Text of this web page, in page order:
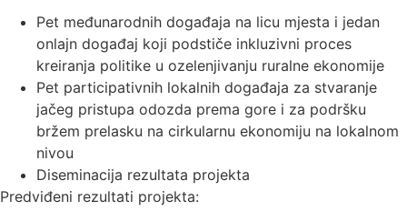
Pet međunarodnih događaja na licu mjesta i jedan
onlajn događaj koji podstiče inkluzivni proces
kreiranja politike u ozelenjivanju ruralne ekonomije
Pet participativnih lokalnih događaja za stvaranje
jačeg pristupa odozda prema gore i za podršku
bržem prelasku na cirkularnu ekonomiju na lokalnom
nivou
Diseminacija rezultata projekta
Predviđeni rezultati projekta: